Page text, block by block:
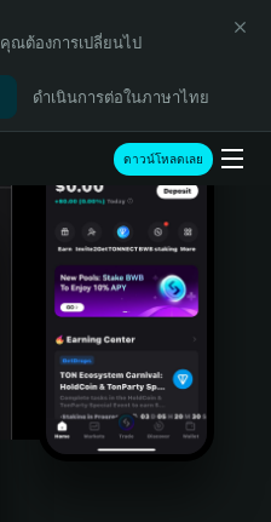
คุณต้องการเปลี่ยนไป
ดำเนินการต่อในภาษาไทย
ดาวน์โหลดเลย